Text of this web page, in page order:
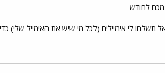
מכם לחודש
תשלחו לי אימיילים (לכל מי שיש את האימייל שלי)